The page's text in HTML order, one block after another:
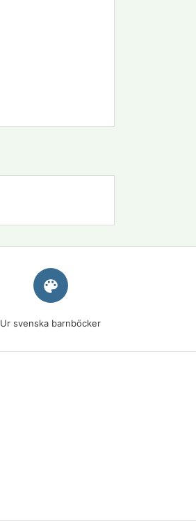
palette
Ur svenska barnböcker